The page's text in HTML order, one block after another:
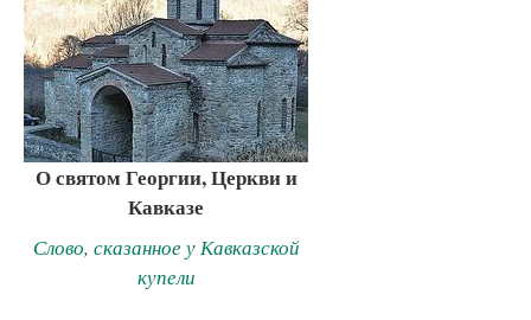
О святом Георгии, Церкви и
Кавказе
Слово, сказанное у Кавказской
купели